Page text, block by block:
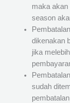
maka akan
season
dikenakan
jika
sudah